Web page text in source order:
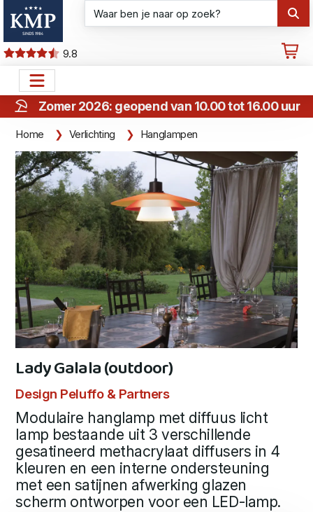
9.8
Zomer 2026: geopend van 10.00 tot 16.00 uur
Home Verlichting Hanglampen
Lady Galala (outdoor)
Design Peluffo & Partners
Modulaire hanglamp met diffuus licht
lamp bestaande uit 3 verschillende
gesatineerd methacrylaat diffusers in 4
kleuren en een interne ondersteuning
met een satijnen afwerking glazen
scherm ontworpen voor een LED-lamp.